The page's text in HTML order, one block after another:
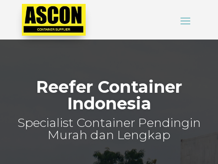
Reefer Container
Indonesia
Specialist Container Pendingin
Murah dan Lengkap